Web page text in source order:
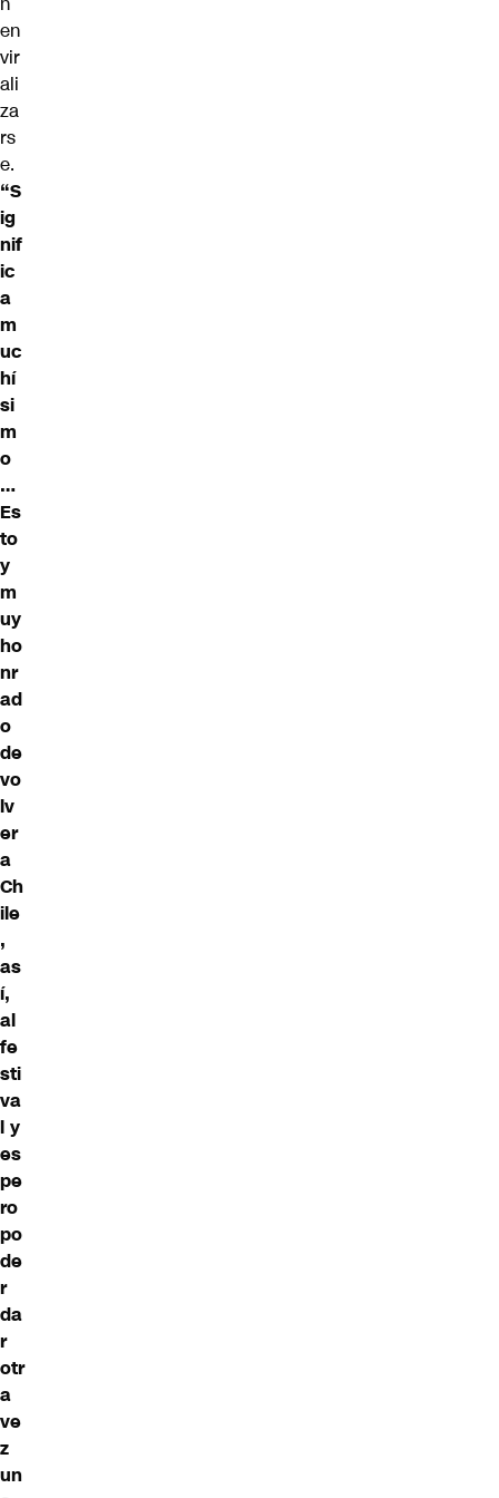
en
vir
ali
za
rs
e.
“S
ig
nif
ic
a
m
uc
hí
si
m
o
…
Es
to
y
m
uy
ho
nr
ad
o
de
vo
lv
er
a
Ch
ile
,
as
í,
al
fe
sti
va
l y
es
pe
ro
po
de
r
da
r
otr
a
ve
z
un